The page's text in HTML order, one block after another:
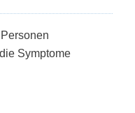
Symptome